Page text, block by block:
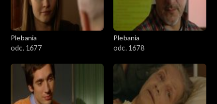
Plebania
odc. 1677
Plebania
odc. 1678